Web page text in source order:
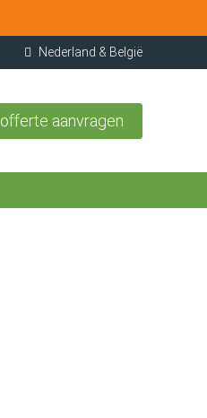
Nederland & België
offerte aanvragen